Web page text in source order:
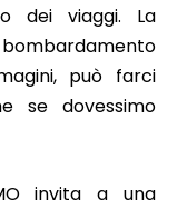
dei viaggi. La
può farci
se dovessimo
invita a una